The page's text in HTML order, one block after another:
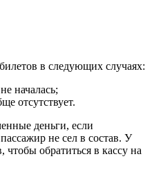
в следующих случаях:
началась;
отсутствует.
деньги, если
не сел в состав. У
чтобы обратиться в кассу на